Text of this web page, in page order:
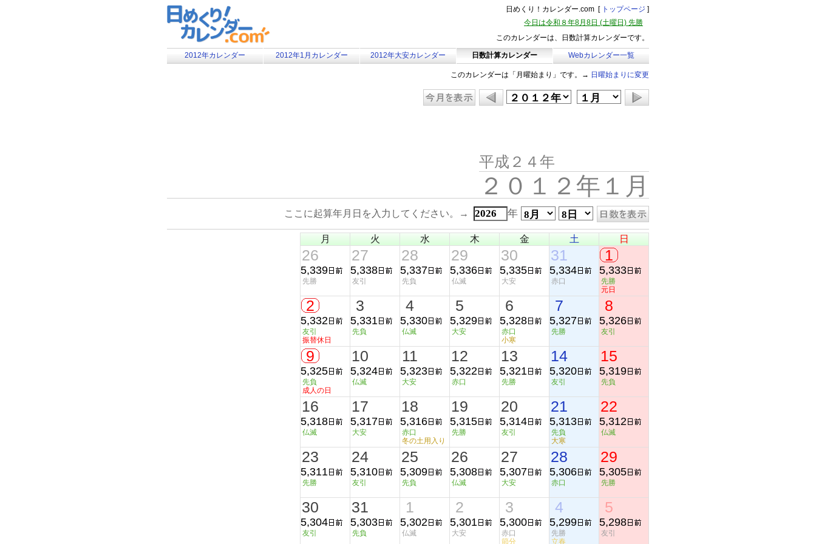
日めくり！カレンダー.com [ トップページ ]
今日は令和８年8月8日 (土曜日) 先勝
このカレンダーは、日数計算カレンダーです。
2012年カレンダー 2012年1月カレンダー 2012年大安カレンダー 日数計算カレンダー Webカレンダー一覧
このカレンダーは「月曜始まり」です。→ 日曜始まりに変更
平成２４年
２０１２年１月
ここに起算年月日を入力してください。→ 年
月 火 水 木 金 土 日
26
5,339
先勝
27
5,338
友引
28
5,337
先負
29
5,336
仏滅
30
5,335
大安
31
5,334
赤口
1
5,333
先勝
元日
2
5,332
友引
振替休日
3
5,331
先負
4
5,330
仏滅
5
5,329
大安
6
5,328
赤口
小寒
7
5,327
先勝
8
5,326
友引
9
5,325
先負
成人の日
10
5,324
仏滅
11
5,323
大安
12
5,322
赤口
13
5,321
先勝
14
5,320
友引
15
5,319
先負
16
5,318
仏滅
17
5,317
大安
18
5,316
赤口
冬の土用入り
19
5,315
先勝
20
5,314
友引
21
5,313
先負
大寒
22
5,312
仏滅
23
5,311
先勝
24
5,310
友引
25
5,309
先負
26
5,308
仏滅
27
5,307
大安
28
5,306
赤口
29
5,305
先勝
30
5,304
友引
31
5,303
先負
1
5,302
仏滅
2
5,301
大安
3
5,300
赤口
節分
4
5,299
先勝
立春
5
5,298
友引